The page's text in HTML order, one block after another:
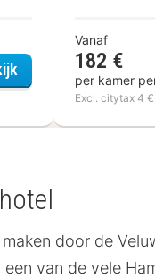
Hampshire Hotel - 's
Vanaf
182 €
per kamer
Excl. citytax 4
door de
van de vele